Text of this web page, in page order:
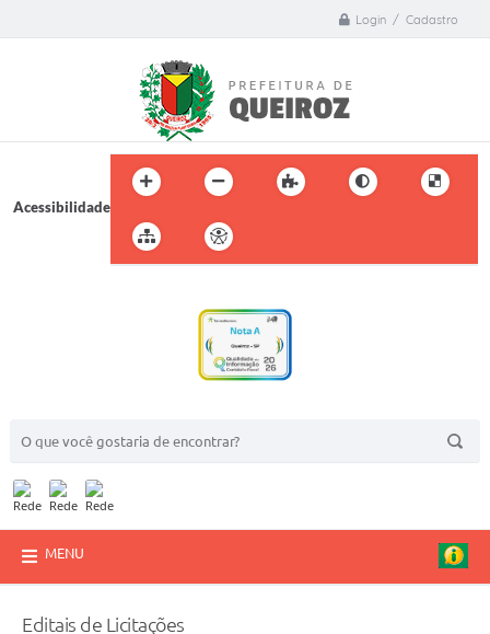
Login / Cadastro
Acessibilidade
MENU
Editais de Licitações